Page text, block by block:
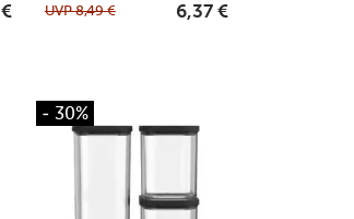
€ UVP8,49 € 6,37 €
- 30%